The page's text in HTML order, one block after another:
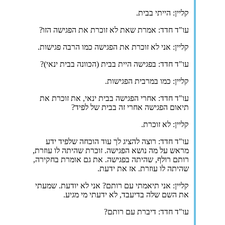
קליין: הייתי בבית.
עו"ד חדד: אמרת שאת לא זוכרת את הפגישה הזו?
קליין: אני לא זוכרת את הפגישה כמו הרבה פגישות.
עו"ד חדד: בפגישה היית בבית (הכוונה בבית ינאי)?
קליין: כמו במרבית הפגישות.
עו"ד חדד: אחרי הפגישה בבית ינאי, את זוכרת את
תיאום הפגישה אחרי זה בבית של לפיד?
קליין: לא זוכרת.
עו"ד חדד: רוצה להציג לך עוד הוכחה שלפיד ידע
מראש על מה נושא הפגישה. זוכרת שהיתה לו עוזרת,
רותם רולף, שהיתה בפגישה. את גם אומרת בחקירה,
שהיתה לו עוזרת. אז את ידעת.
קליין: אני תיאמתי עם רותם? אני לא יודעת. שמעתי
את השם שלה בדיעבד, לא ידעתי מי מגיע.
עו"ד חדד: דיברת עם רותם?